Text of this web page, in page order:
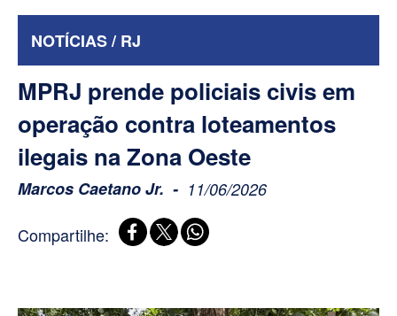
NOTÍCIAS / RJ
MPRJ prende policiais civis em
operação contra loteamentos
ilegais na Zona Oeste
Marcos Caetano Jr. 11/06/2026
Compartilhe: